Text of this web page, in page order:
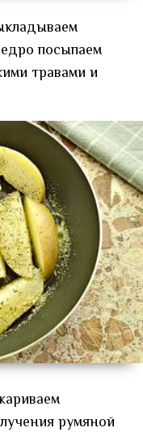
посыпаем
травами и
румяной